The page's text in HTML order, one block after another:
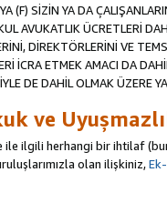
(F) SİZİN YA DA
AVUKATLIK ÜCRETLERİ
DİREKTÖRLERİNİ VE
İCRA ETMEK AMACI DA
DE DAHİL OLMAK ÜZERE
ve
ile ilgili herhangi bir ihtilaf
olan ilişkiniz,